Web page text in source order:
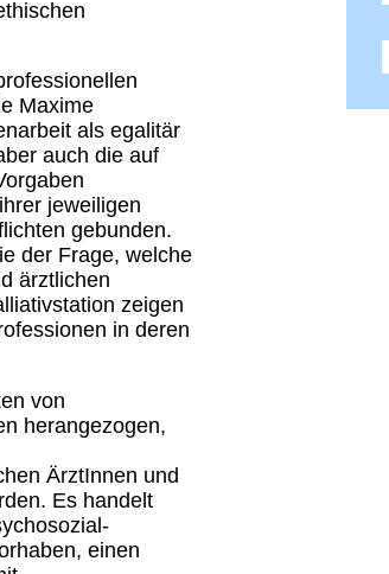
Maxime
als egalitär
auch die auf
jeweiligen
gebunden.
der Frage, welche
ärztlichen
zeigen
in deren
von
herangezogen,
ÄrztInnen und
Es handelt
einen